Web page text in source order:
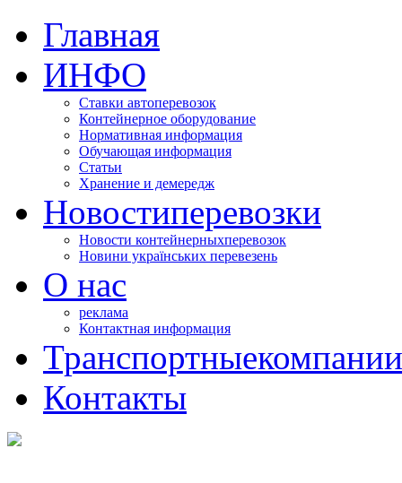
Главная
ИНФО
Ставки автоперевозок
Контейнерное оборудование
Нормативная информация
Обучающая информация
Статьи
Хранение и демередж
Новостиперевозки
Новости контейнерныхперевозок
Новини українських перевезень
О нас
реклама
Контактная информация
Транспортныекомпании
Контакты